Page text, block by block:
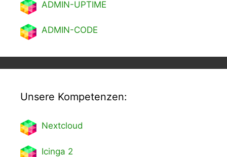
ADMIN-UPTIME
ADMIN-CODE
Unsere Kompetenzen:
Nextcloud
Icinga 2